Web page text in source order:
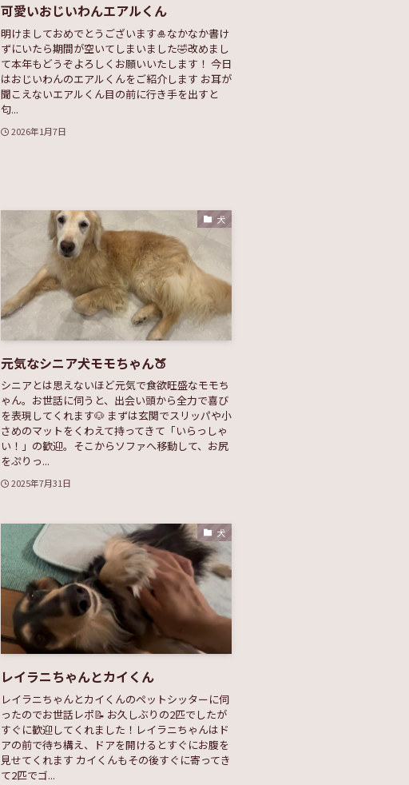
可愛いおじいわんエアルくん
明けましておめでとうございます🎍なかなか書け
ずにいたら期間が空いてしまいました🤣改めまし
て本年もどうぞよろしくお願いいたします！ 今日
はおじいわんのエアルくんをご紹介します お耳が
聞こえないエアルくん目の前に行き手を出すと
匂...
2026年1月7日
犬
元気なシニア犬モモちゃん🍑
シニアとは思えないほど元気で食欲旺盛なモモち
ゃん。お世話に伺うと、出会い頭から全力で喜び
を表現してくれます🐶 まずは玄関でスリッパや小
さめのマットをくわえて持ってきて「いらっしゃ
い！」の歓迎。そこからソファへ移動して、お尻
をぷりっ...
2025年7月31日
犬
レイラニちゃんとカイくん
レイラニちゃんとカイくんのペットシッターに伺
ったのでお世話レポ📝 お久しぶりの2匹でしたが
すぐに歓迎してくれました！レイラニちゃんはド
アの前で待ち構え、ドアを開けるとすぐにお腹を
見せてくれます カイくんもその後すぐに寄ってき
て2匹でゴ...